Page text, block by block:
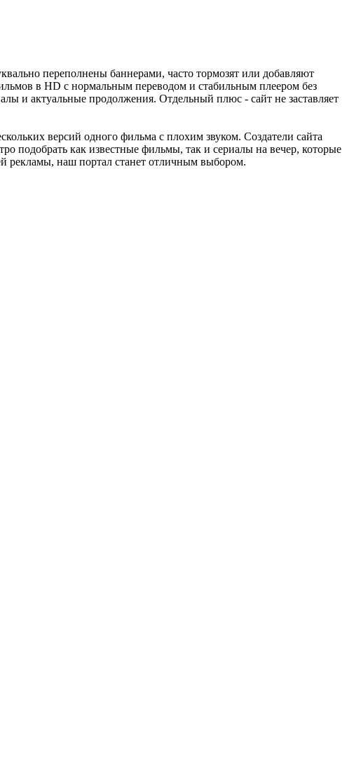
переполнены баннерами, часто тормозят или добавляют
в HD с нормальным переводом и стабильным плеером без
и актуальные продолжения. Отдельный плюс - сайт не заставляет
версий одного фильма с плохим звуком. Создатели сайта
подобрать как известные фильмы, так и сериалы на вечер, которые
рекламы, наш портал станет отличным выбором.